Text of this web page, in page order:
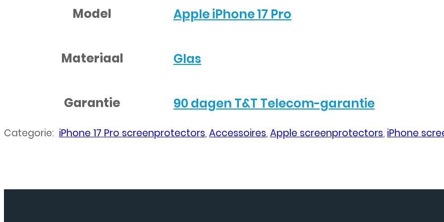
Model Apple iPhone 17 Pro
Materiaal Glas
Garantie 90 dagen T&T Telecom-garantie
Categorie: iPhone 17 Pro screenprotectors,Accessoires,Apple screenprotectors, iPhone